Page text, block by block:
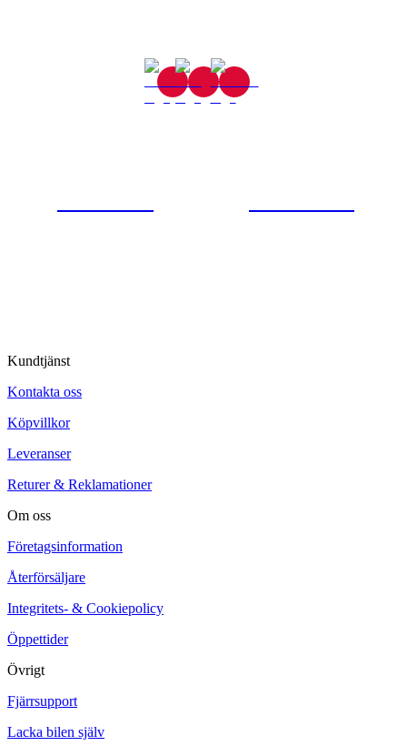
Kundtjänst
Kontakta oss
Köpvillkor
Leveranser
Returer & Reklamationer
Om oss
Företagsinformation
Återförsäljare
Integritets- & Cookiepolicy
Öppettider
Övrigt
Fjärrsupport
Lacka bilen själv